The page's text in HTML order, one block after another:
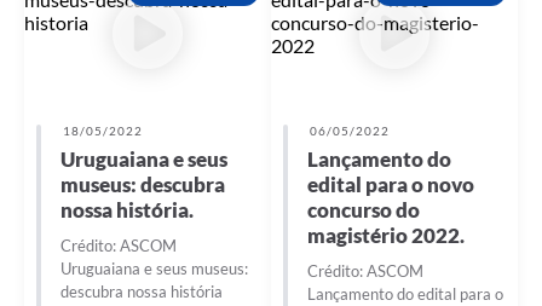
Galeria de Fotos
Notícias
Galeria de Vídeos
Contas Públicas
18/05/2022
Uruguaiana e seus
museus: descubra
nossa história.
Crédito: ASCOM
Uruguaiana e seus museus:
descubra nossa história
06/05/2022
Lançamento do
edital para o novo
concurso do
magistério 2022.
Crédito: ASCOM
Lançamento do edital para o